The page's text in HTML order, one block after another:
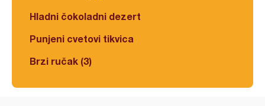
Hladni čokoladni dezert
Punjeni cvetovi tikvica
Brzi ručak (3)